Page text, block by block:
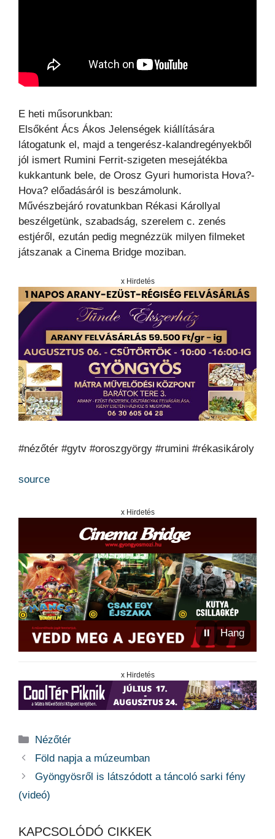
E heti műsorunkban:
Elsőként Ács Ákos Jelenségek kiállítására
látogatunk el, majd a tengerész-kalandregényekből
jól ismert Rumini Ferrit-szigeten mesejátékba
kukkantunk bele, de Orosz Gyuri humorista Hova?-
Hova? előadásáról is beszámolunk.
Művészbejáró rovatunkban Rékasi Károllyal
beszélgetünk, szabadság, szerelem c. zenés
estjéről, ezután pedig megnézzük milyen filmeket
játszanak a Cinema Bridge moziban.
x Hirdetés
#nézőtér #gytv #oroszgyörgy #rumini #rékasikároly
source
x Hirdetés
⏸ Hang
x Hirdetés
Kategória
Nézőtér
Föld napja a múzeumban
Gyöngyösről is látszódott a táncoló sarki fény
(videó)
KAPCSOLÓDÓ CIKKEK